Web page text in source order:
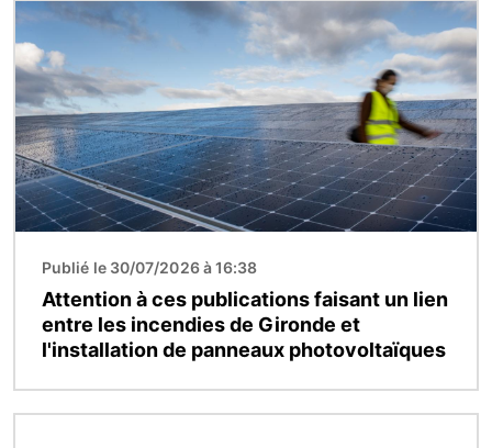
Image
Publié le 30/07/2026 à 16:38
Attention à ces publications faisant un lien
entre les incendies de Gironde et
l'installation de panneaux photovoltaïques